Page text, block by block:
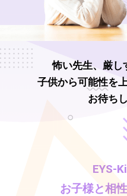
怖い先生、厳し
子供から可能性を
お待ち
EYS-
お子様と相